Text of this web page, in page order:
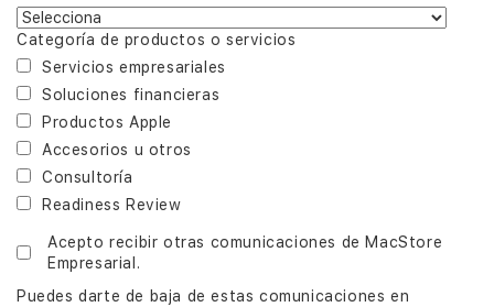
Categoría de productos o servicios
Servicios empresariales
Soluciones financieras
Productos Apple
Accesorios u otros
Consultoría
Readiness Review
Acepto recibir otras comunicaciones de MacStore
Empresarial.
Puedes darte de baja de estas comunicaciones en